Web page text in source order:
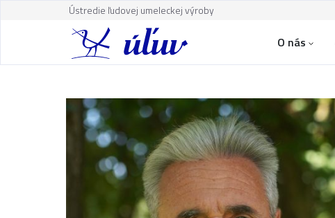
Ústredie ľudovej umeleckej výroby
O nás